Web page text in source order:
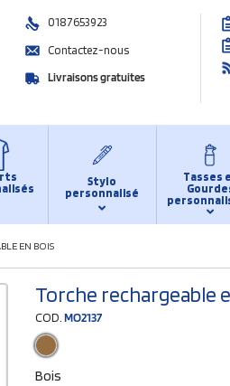
0187653923
Contactez-nous
Livraisons gratuites
Stylo
personnalisé
Tasses
EN BOIS
Torche rechargeable
COD.MO2137
Bois